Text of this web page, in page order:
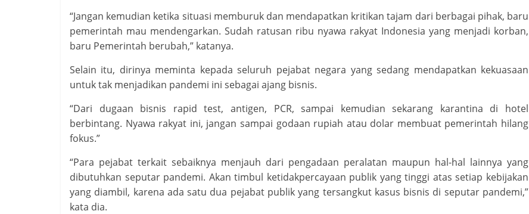
“Jangan kemudian ketika situasi memburuk dan mendapatkan kritikan tajam dari berbagai pihak, baru
pemerintah mau mendengarkan. Sudah ratusan ribu nyawa rakyat Indonesia yang menjadi korban,
baru Pemerintah berubah,” katanya.
Selain itu, dirinya meminta kepada seluruh pejabat negara yang sedang mendapatkan kekuasaan
untuk tak menjadikan pandemi ini sebagai ajang bisnis.
“Dari dugaan bisnis rapid test, antigen, PCR, sampai kemudian sekarang karantina di hotel
berbintang. Nyawa rakyat ini, jangan sampai godaan rupiah atau dolar membuat pemerintah hilang
fokus.”
“Para pejabat terkait sebaiknya menjauh dari pengadaan peralatan maupun hal-hal lainnya yang
dibutuhkan seputar pandemi. Akan timbul ketidakpercayaan publik yang tinggi atas setiap kebijakan
yang diambil, karena ada satu dua pejabat publik yang tersangkut kasus bisnis di seputar pandemi,”
kata dia.